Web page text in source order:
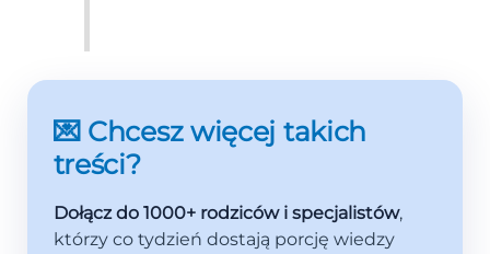
💌 Chcesz więcej takich
treści?
Dołącz do 1000+ rodziców i specjalistów,
którzy co tydzień dostają porcję wiedzy